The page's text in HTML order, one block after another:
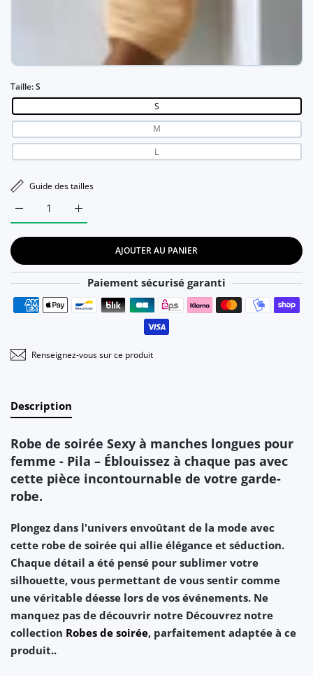
Taille:S
S
M
L
Guide des tailles
Augmenter la quantité de Robe de soirée Sexy
Augmenter la quantité de Robe de soirée Sexy à manches
AJOUTER AU PANIER
Paiement sécurisé garanti
Moyens de paiement
Renseignez-vous sur ce produit
Description
Robe de soirée Sexy à manches longues pour
femme - Pila – Éblouissez à chaque pas avec
cette pièce incontournable de votre garde-
robe.
Plongez dans l'univers envoûtant de la mode avec
cette robe de soirée qui allie élégance et séduction.
Chaque détail a été pensé pour sublimer votre
silhouette, vous permettant de vous sentir comme
une véritable déesse lors de vos événements. Ne
manquez pas de découvrir notre Découvrez notre
collection Robes de soirée, parfaitement adaptée à ce
produit..